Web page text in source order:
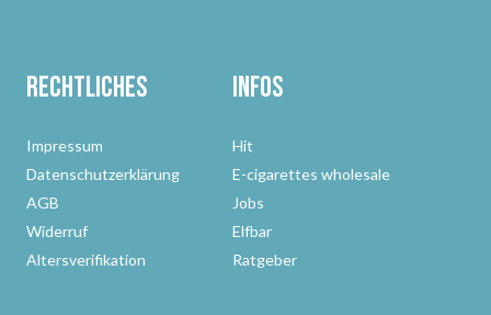
Rechtliches
Impressum
Datenschutzerklärung
AGB
Widerruf
Altersverifikation
Infos
Hit
E-cigarettes wholesale
Jobs
Elfbar
Ratgeber